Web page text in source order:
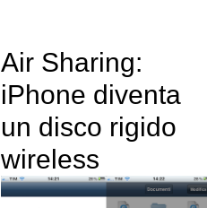
Air Sharing:
iPhone diventa
un disco rigido
wireless